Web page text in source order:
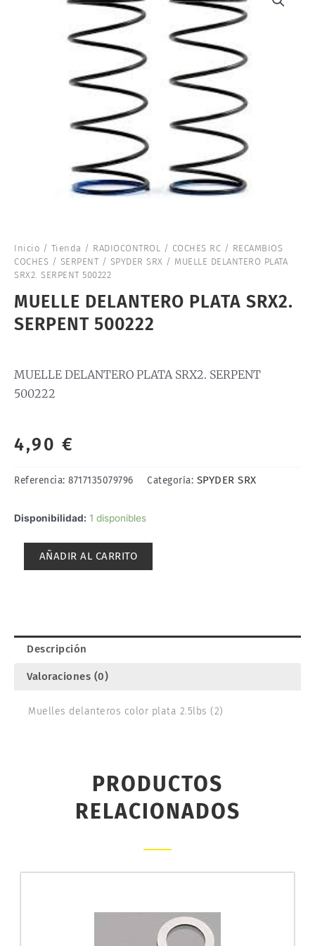
Inicio / Tienda / RADIOCONTROL / COCHES RC / RECAMBIOS
COCHES / SERPENT/ SPYDER SRX / MUELLE DELANTERO PLATA
SRX2. SERPENT 500222
MUELLE DELANTERO PLATA SRX2.
SERPENT 500222
MUELLE DELANTERO PLATA SRX2. SERPENT
500222
4,90 €
Referencia: 8717135079796 Categoría: SPYDER SRX
Disponibilidad: 1 disponibles
MUELLE
AÑADIR AL CARRITO
Descripción
Valoraciones (0)
Muelles delanteros color plata 2.5lbs (2)
PRODUCTOS
RELACIONADOS